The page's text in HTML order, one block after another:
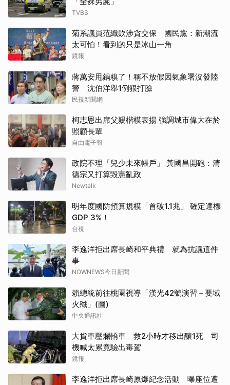
TVBS
菊系議員范織欽涉貪交保 國民黨：新潮流
太可怕！看到的只是冰山一角
鏡報
蔣萬安甩鍋糗了！稱不放假因氣象署沒發陸
警 沈伯洋舉1例狠打臉
民視新聞網
柯志恩出席父親楷模表揚 強調城市偉大在於
照顧長輩
自由電子報
政院不理「兒少未來帳戶」 黃國昌開砲：清
德宗又打算毀憲亂政
Newtalk
明年度國防預算規模「首破1.1兆」 確定達標
GDP 3%！
台視
李逸洋拒出席長崎和平典禮 就為抗議這件
事
NOWNEWS今日新聞
賴總統前往桃園視導「漢光42號演習－要域
火殲」(圖)
中央通訊社
大貨車壓爛轎車 救2小時才移出釀1死 司
機喊太累竟驗出毒駕
鏡報
李逸洋拒出席長崎原爆紀念活動 曝座位遭